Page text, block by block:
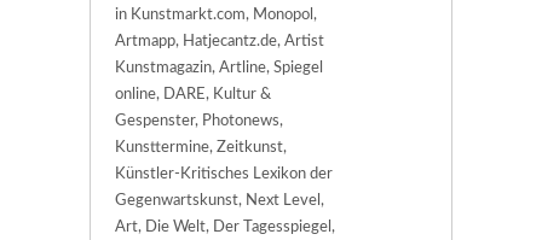
in Kunstmarkt.com, Monopol,
Artmapp, Hatjecantz.de, Artist
Kunstmagazin, Artline, Spiegel
online, DARE, Kultur &
Gespenster, Photonews,
Kunsttermine, Zeitkunst,
Künstler-Kritisches Lexikon der
Gegenwartskunst, Next Level,
Art, Die Welt, Der Tagesspiegel,